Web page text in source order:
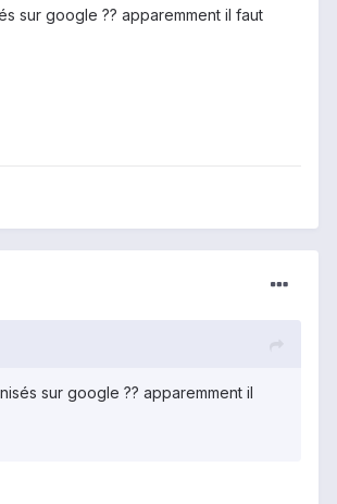
sur google ?? apparemment il faut
sur google ?? apparemment il